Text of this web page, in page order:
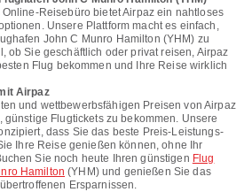
Reisebüro bietet Airpaz ein nahtloses
Unsere Plattform macht es einfach,
John C Munro Hamilton (YHM) zu
ob Sie geschäftlich oder privat reisen, Airpaz
Flug bekommen und Ihre Reise wirklich
Airpaz
und wettbewerbsfähigen Preisen von Airpaz
Flugtickets zu bekommen. Unsere
dass Sie das beste Preis-Leistungs-
Ihre Reise genießen können, ohne Ihr
Sie noch heute Ihren günstigen Flug
Hamilton (YHM) und genießen Sie das
Ersparnissen.